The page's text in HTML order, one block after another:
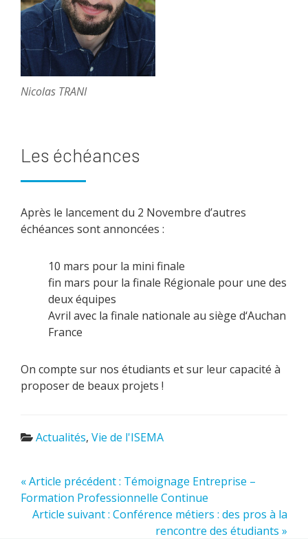
Nicolas TRANI
Les échéances
Après le lancement du 2 Novembre d’autres
échéances sont annoncées :
10 mars pour la mini finale
fin mars pour la finale Régionale pour une des
deux équipes
Avril avec la finale nationale au siège d‘Auchan
France
On compte sur nos étudiants et sur leur capacité à
proposer de beaux projets !
Actualités, Vie de l'ISEMA
« Article précédent : Témoignage Entreprise –
Formation Professionnelle Continue
Article suivant : Conférence métiers : des pros à la
rencontre des étudiants »